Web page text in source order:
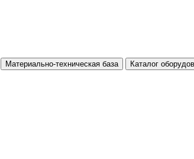
Материально-техническая база Каталог